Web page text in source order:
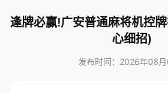
逢牌必赢!广安普通麻将机控
心细招)
发布时间：2026年08